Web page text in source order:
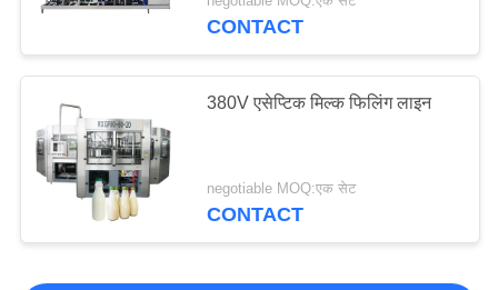
CONTACT
380V एसेप्टिक मिल्क फिलिंग लाइन
negotiable MOQ:एक सेट
CONTACT